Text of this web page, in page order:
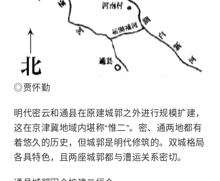
◎贾怀勤
明代密云和通县在原建城郭之外进行规模扩建，
这在京津冀地域内堪称“惟二”。密、通两地都有
着悠久的历史，但城郭是明代修筑的。双城格局
各具特色，且两座城郭都与漕运关系密切。